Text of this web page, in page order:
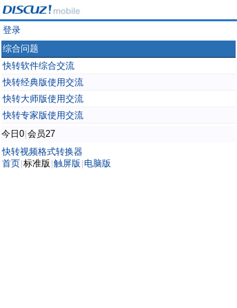
登录
综合问题
快转软件综合交流
快转经典版使用交流
快转大师版使用交流
快转专家版使用交流
今日0 会员27
快转视频格式转换器
首页 标准版 触屏版 电脑版